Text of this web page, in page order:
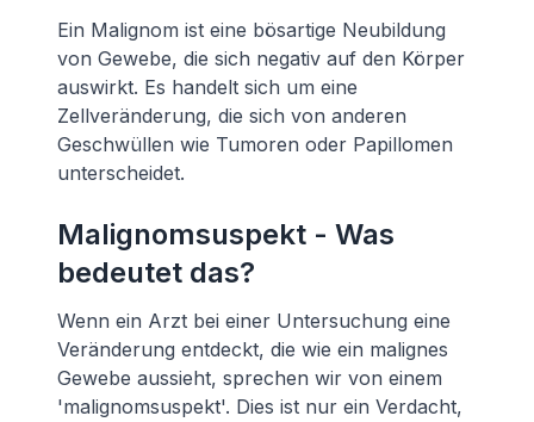
Ein Malignom ist eine bösartige Neubildung
von Gewebe, die sich negativ auf den Körper
auswirkt. Es handelt sich um eine
Zellveränderung, die sich von anderen
Geschwüllen wie Tumoren oder Papillomen
unterscheidet.
Malignomsuspekt - Was
bedeutet das?
Wenn ein Arzt bei einer Untersuchung eine
Veränderung entdeckt, die wie ein malignes
Gewebe aussieht, sprechen wir von einem
'malignomsuspekt'. Dies ist nur ein Verdacht,